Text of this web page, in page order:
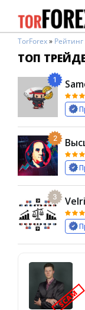
TorForex»
ТОП
1
2
3
SCAM